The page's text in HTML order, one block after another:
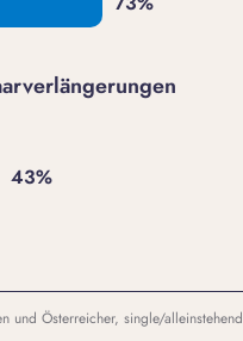
und Österreicher, single/alleinstehend